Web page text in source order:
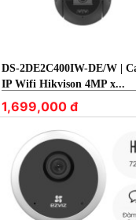
DS-2DE2C400IW-DE/W |
IP Wifi Hikvison 4MP x...
1,699,000 đ